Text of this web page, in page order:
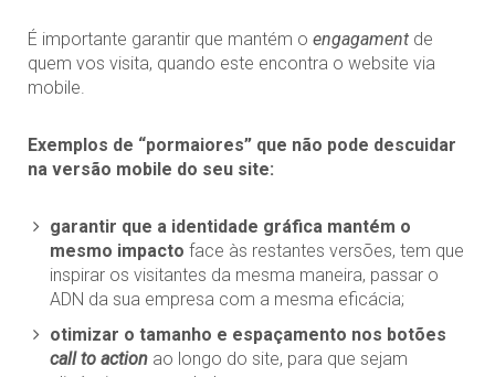
É importante garantir que mantém o engagament de
quem vos visita, quando este encontra o website via
mobile.
Exemplos de “pormaiores” que não pode descuidar
na versão mobile do seu site:
garantir que a identidade gráfica mantém o
mesmo impacto face às restantes versões, tem que
inspirar os visitantes da mesma maneira, passar o
ADN da sua empresa com a mesma eficácia;
otimizar o tamanho e espaçamento nos botões
call to action ao longo do site, para que sejam